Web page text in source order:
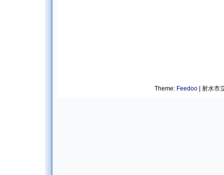
Theme: Feedoo| 射水市